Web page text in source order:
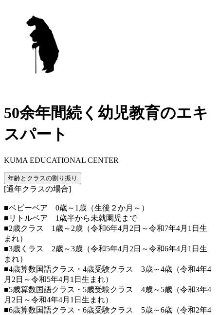
50余年間続く幼児教育のエキ
スパート
KUMA EDUCATIONAL CENTER
年齢とクラスの割り振り
[通年クラスの場合]
■ベビーベア 0歳～1歳（生後２か月～）
■リトルベア 1歳半から未就園児まで
■2歳クラス 1歳～2歳（令和6年4月2日～令和7年4月1日生
まれ）
■3歳くラス 2歳～3歳（令和5年4月2日～令和6年4月1日生
まれ）
■4歳算数国語クラス・4歳受験クラス 3歳～4歳（令和4年4
月2日～令和5年4月1日生まれ）
■5歳算数国語クラス・5歳受験クラス 4歳～5歳（令和3年4
月2日～令和4年4月1日生まれ）
■6歳算数国語クラス・6歳受験クラス 5歳～6歳（令和2年4